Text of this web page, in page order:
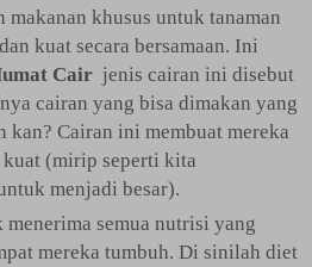
khusus untuk tanaman
kuat secara bersamaan. Ini
Cair jenis cairan ini disebut
cairan yang bisa dimakan yang
kan? Cairan ini membuat mereka
(mirip seperti kita
menjadi besar).
semua nutrisi yang
mereka tumbuh. Di sinilah diet